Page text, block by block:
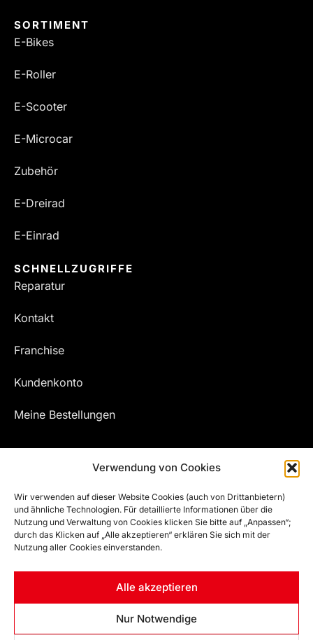
Verwendung von Cookies
Wir verwenden auf dieser Website Cookies (auch von Drittanbietern)
und ähnliche Technologien. Für detaillierte Informationen über die
Nutzung und Verwaltung von Cookies klicken Sie bitte auf „Anpassen“;
durch das Klicken auf „Alle akzeptieren“ erklären Sie sich mit der
Nutzung aller Cookies einverstanden.
Alle akzeptieren
Nur Notwendige
SORTIMENT
E-Bikes
E-Roller
E-Scooter
E-Microcar
Zubehör
E-Dreirad
E-Einrad
SCHNELLZUGRIFFE
Reparatur
Kontakt
Franchise
Kundenkonto
Meine Bestellungen
© EFZ WELT | ALL RIGHTS RESERVED
DigitalTouch Werbeagentur e.U.